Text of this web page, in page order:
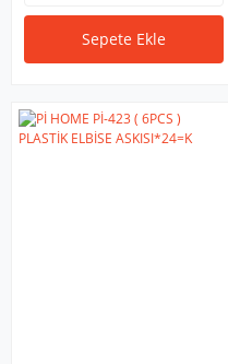
Sepete Ekle